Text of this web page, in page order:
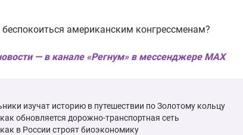
американским конгрессменам?
— в канале «Регнум» в мессенджере MAX
изучат историю в путешествии по Золотому кольцу
обновляется дорожно-транспортная сеть
в России строят биоэкономику